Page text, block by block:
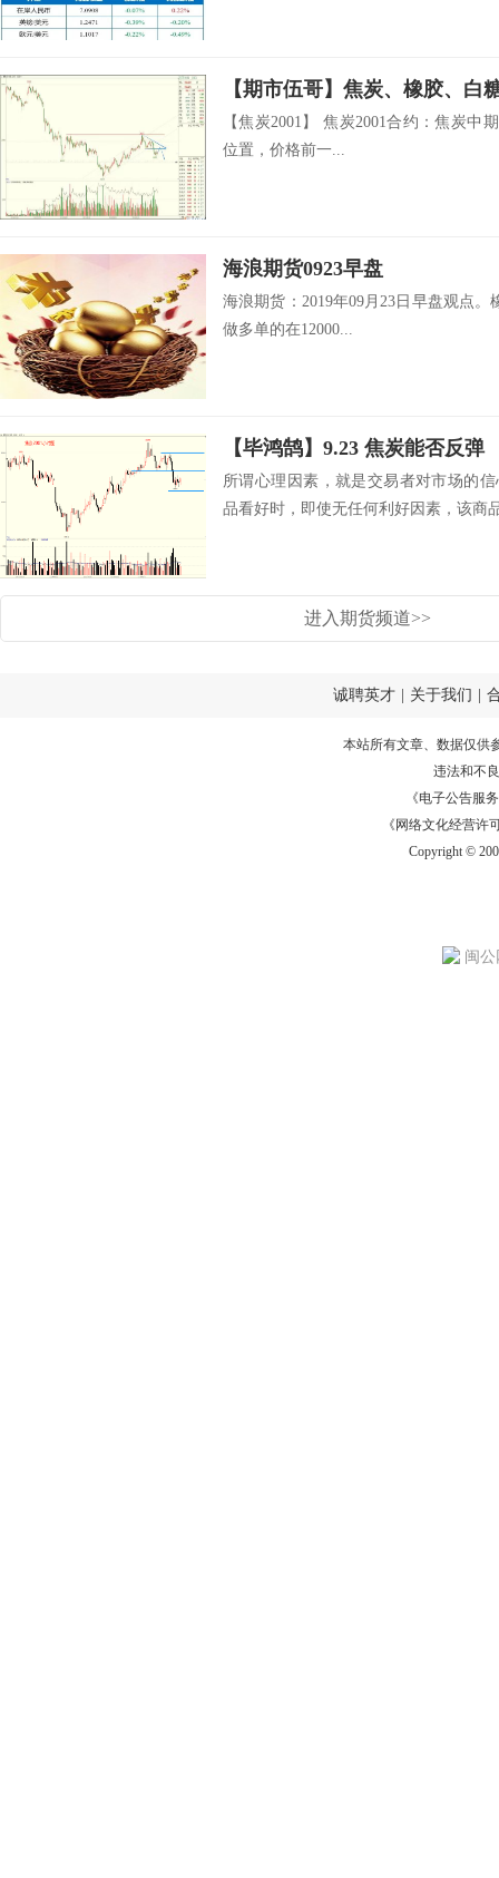
【期市伍哥】焦炭、橡胶、白
【焦炭2001】 焦炭2001合约：焦炭中
位置，价格前一...
海浪期货0923早盘
海浪期货：2019年09月23日早盘观点。
做多单的在12000...
【毕鸿鹄】9.23 焦炭能否反弹
所谓心理因素，就是交易者对市场的
品看好时，即使无任何利好因素，该商
进入期货频道>>
诚聘英才 关于我们
本站所有文章、数据仅供
违法和不
《电子公告服务
《网络文化经营许
Copyright ©
闽公